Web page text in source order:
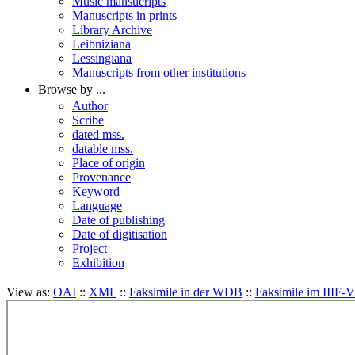
Manuscripts in prints
Library Archive
Leibniziana
Lessingiana
Manuscripts from other institutions
Browse by ...
Author
Scribe
dated mss.
datable mss.
Place of origin
Provenance
Keyword
Language
Date of publishing
Date of digitisation
Project
Exhibition
View as: OAI :: XML :: Faksimile in der WDB :: Faksimile im IIIF-